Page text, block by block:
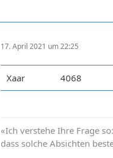
17. April 2021 um 22:25
Xaar 4068
«Ich verstehe Ihre Frage
dass solche Absichten